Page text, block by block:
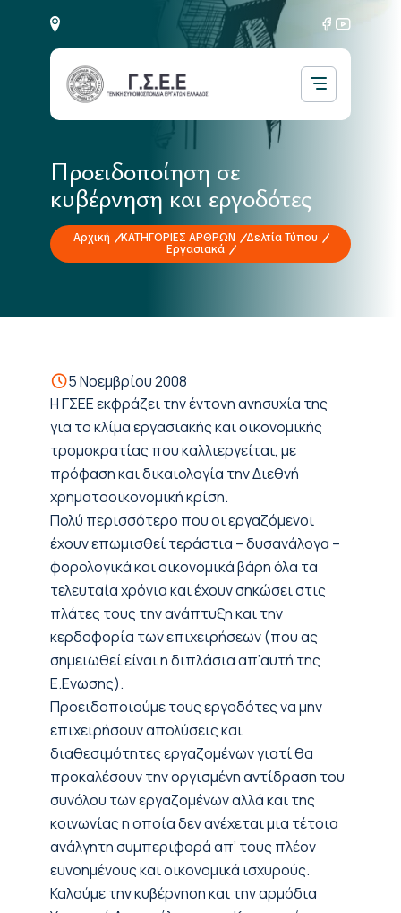
Προειδοποίηση σε
κυβέρνηση και εργοδότες
Αρχική ΚΑΤΗΓΟΡΙΕΣ ΑΡΘΡΩΝ
Δελτία Τύπου
Εργασιακά
5 Νοεμβρίου 2008
Η ΓΣΕΕ εκφράζει την έντονη ανησυχία της
για το κλίμα εργασιακής και οικονομικής
τρομοκρατίας που καλλιεργείται, με
πρόφαση και δικαιολογία την Διεθνή
χρηματοοικονομική κρίση.
Πολύ περισσότερο που οι εργαζόμενοι
έχουν επωμισθεί τεράστια – δυσανάλογα –
φορολογικά και οικονομικά βάρη όλα τα
τελευταία χρόνια και έχουν σηκώσει στις
πλάτες τους την ανάπτυξη και την
κερδοφορία των επιχειρήσεων (που ας
σημειωθεί είναι η διπλάσια απ’αυτή της
Ε.Ενωσης).
Προειδοποιούμε τους εργοδότες να μην
επιχειρήσουν απολύσεις και
διαθεσιμότητες εργαζομένων γιατί θα
προκαλέσουν την οργισμένη αντίδραση του
συνόλου των εργαζομένων αλλά και της
κοινωνίας η οποία δεν ανέχεται μια τέτοια
ανάλγητη συμπεριφορά απ’ τους πλέον
ευνοημένους και οικονομικά ισχυρούς.
Καλούμε την κυβέρνηση και την αρμόδια